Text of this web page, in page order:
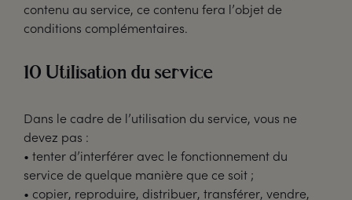
contenu au service, ce contenu fera l’objet de
conditions complémentaires.
10 Utilisation du service
Dans le cadre de l’utilisation du service, vous ne
devez pas :
• tenter d’interférer avec le fonctionnement du
service de quelque manière que ce soit ;
• copier, reproduire, distribuer, transférer, vendre,